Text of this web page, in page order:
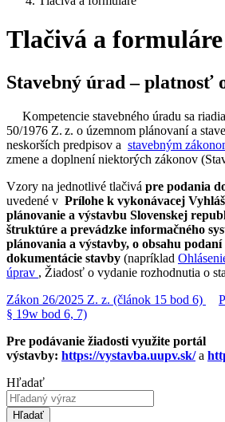
Tlačivá a formuláre
Stavebný úrad – platnosť
Kompetencie stavebného úradu sa
50/1976 Z. z. o územnom plánovaní a
neskorších predpisov a stavebným
zmene a doplnení niektorých zákonov
Vzory na jednotlivé tlačivá pre podania
uvedené v Prílohe k vykonávacej
plánovanie a výstavbu Slovenskej
štruktúre a prevádzke informačného
plánovania a výstavby, o obsahu podaní
dokumentácie stavby (napríklad
úprav , Žiadosť o vydanie rozhodnutia o
Zákon 26/2025 Z. z. (článok 15 bod 6)
§ 19w bod 6, 7)
Pre podávanie žiadosti využite portál
výstavby: https://vystavba.uupv.sk/a
Hľadať
Hľadať